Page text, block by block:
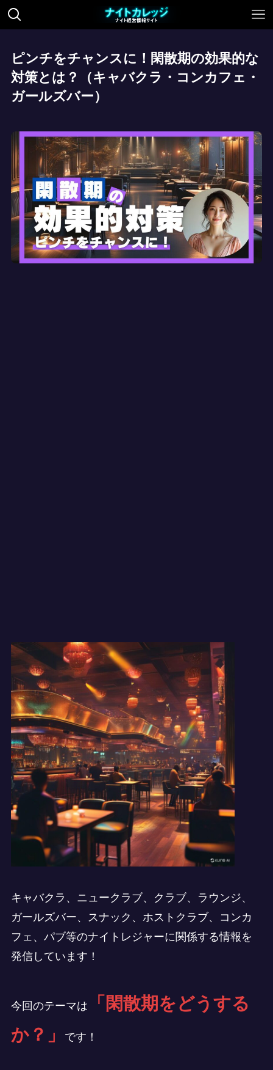
ピンチをチャンスに！閑散期の効果的な
対策とは？（キャバクラ・コンカフェ・
ガールズバー）
キャバクラ、ニュークラブ、クラブ、ラウンジ、
ガールズバー、スナック、ホストクラブ、コンカ
フェ、パブ等のナイトレジャーに関係する情報を
発信しています！
今回のテーマは
「閑散期をどうする
か？」
です！